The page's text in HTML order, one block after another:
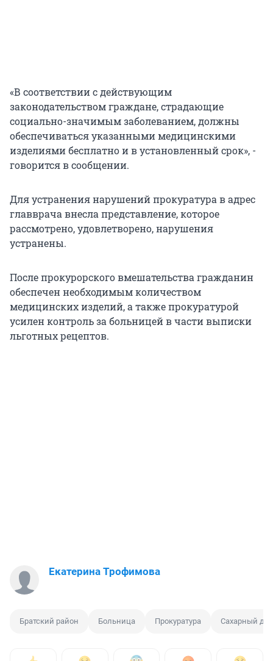
«В соответствии с действующим
законодательством граждане, страдающие
социально-значимым заболеванием, должны
обеспечиваться указанными медицинскими
изделиями бесплатно и в установленный срок», -
говорится в сообщении.
Для устранения нарушений прокуратура в адрес
главврача внесла представление, которое
рассмотрено, удовлетворено, нарушения
устранены.
После прокурорского вмешательства гражданин
обеспечен необходимым количеством
медицинских изделий, а также прокуратурой
усилен контроль за больницей в части выписки
льготных рецептов.
Екатерина Трофимова
Братский район Больница Прокуратура Сахарный